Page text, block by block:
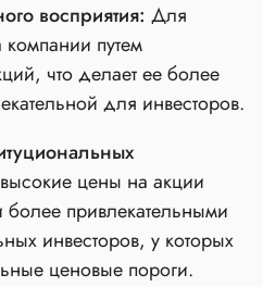
восприятия: Для
путем
что делает ее более
для инвесторов.
цены на акции
более привлекательными
инвесторов, у которых
ценовые пороги.